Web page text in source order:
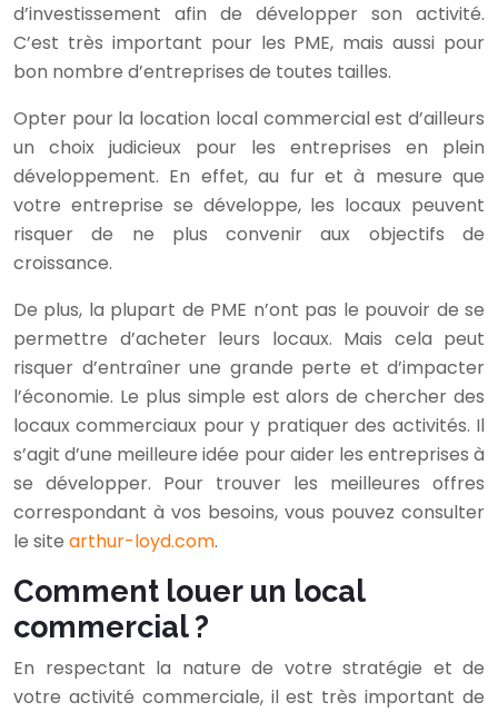
d’investissement afin de développer son activité.
C’est très important pour les PME, mais aussi pour
bon nombre d’entreprises de toutes tailles.
Opter pour la location local commercial est d’ailleurs
un choix judicieux pour les entreprises en plein
développement. En effet, au fur et à mesure que
votre entreprise se développe, les locaux peuvent
risquer de ne plus convenir aux objectifs de
croissance.
De plus, la plupart de PME n’ont pas le pouvoir de se
permettre d’acheter leurs locaux. Mais cela peut
risquer d’entraîner une grande perte et d’impacter
l’économie. Le plus simple est alors de chercher des
locaux commerciaux pour y pratiquer des activités. Il
s’agit d’une meilleure idée pour aider les entreprises à
se développer. Pour trouver les meilleures offres
correspondant à vos besoins, vous pouvez consulter
le site arthur-loyd.com.
Comment louer un local
commercial ?
En respectant la nature de votre stratégie et de
votre activité commerciale, il est très important de